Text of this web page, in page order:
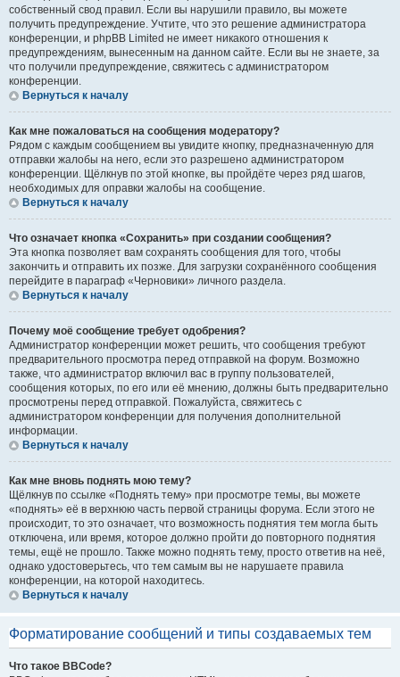
собственный свод правил. Если вы нарушили правило, вы можете
получить предупреждение. Учтите, что это решение администратора
конференции, и phpBB Limited не имеет никакого отношения к
предупреждениям, вынесенным на данном сайте. Если вы не знаете, за
что получили предупреждение, свяжитесь с администратором
конференции.
Вернуться к началу
Как мне пожаловаться на сообщения модератору?
Рядом с каждым сообщением вы увидите кнопку, предназначенную для
отправки жалобы на него, если это разрешено администратором
конференции. Щёлкнув по этой кнопке, вы пройдёте через ряд шагов,
необходимых для оправки жалобы на сообщение.
Вернуться к началу
Что означает кнопка «Сохранить» при создании сообщения?
Эта кнопка позволяет вам сохранять сообщения для того, чтобы
закончить и отправить их позже. Для загрузки сохранённого сообщения
перейдите в параграф «Черновики» личного раздела.
Вернуться к началу
Почему моё сообщение требует одобрения?
Администратор конференции может решить, что сообщения требуют
предварительного просмотра перед отправкой на форум. Возможно
также, что администратор включил вас в группу пользователей,
сообщения которых, по его или её мнению, должны быть предварительно
просмотрены перед отправкой. Пожалуйста, свяжитесь с
администратором конференции для получения дополнительной
информации.
Вернуться к началу
Как мне вновь поднять мою тему?
Щёлкнув по ссылке «Поднять тему» при просмотре темы, вы можете
«поднять» её в верхнюю часть первой страницы форума. Если этого не
происходит, то это означает, что возможность поднятия тем могла быть
отключена, или время, которое должно пройти до повторного поднятия
темы, ещё не прошло. Также можно поднять тему, просто ответив на неё,
однако удостоверьтесь, что тем самым вы не нарушаете правила
конференции, на которой находитесь.
Вернуться к началу
Форматирование сообщений и типы создаваемых тем
Что такое BBCode?